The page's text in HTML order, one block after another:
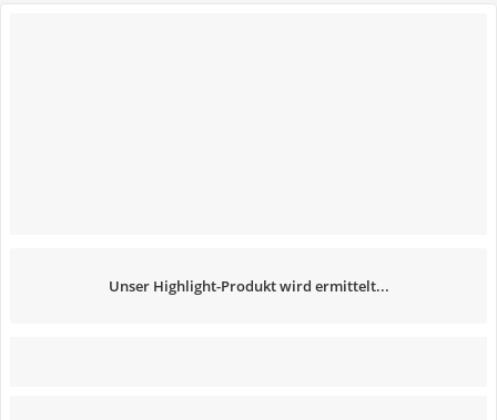
Unser Highlight-Produkt wird ermittelt...